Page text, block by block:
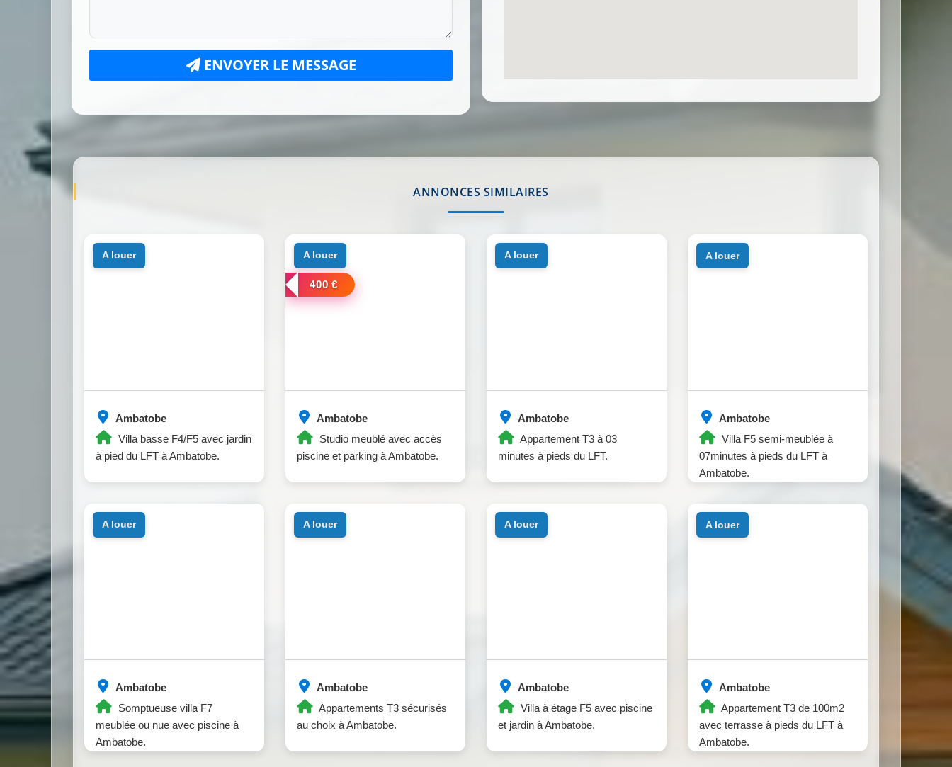
ENVOYER LE MESSAGE
ANNONCES SIMILAIRES
Ambatobe
Villa basse F4/F5 avec jardin
à pied du LFT à Ambatobe.
a louer
Ambatobe
Studio meublé avec accès
piscine et parking à Ambatobe.
a louer
400 €
Ambatobe
Appartement T3 à 03
minutes à pieds du LFT.
a louer
Ambatobe
Villa F5 semi-meublée à
07minutes à pieds du LFT à
Ambatobe.
a louer
Ambatobe
Somptueuse villa F7
meublée ou nue avec piscine à
Ambatobe.
a louer
Ambatobe
Appartements T3 sécurisés
au choix à Ambatobe.
a louer
Ambatobe
Villa à étage F5 avec piscine
et jardin à Ambatobe.
a louer
Ambatobe
Appartement T3 de 100m2
avec terrasse à pieds du LFT à
Ambatobe.
a louer